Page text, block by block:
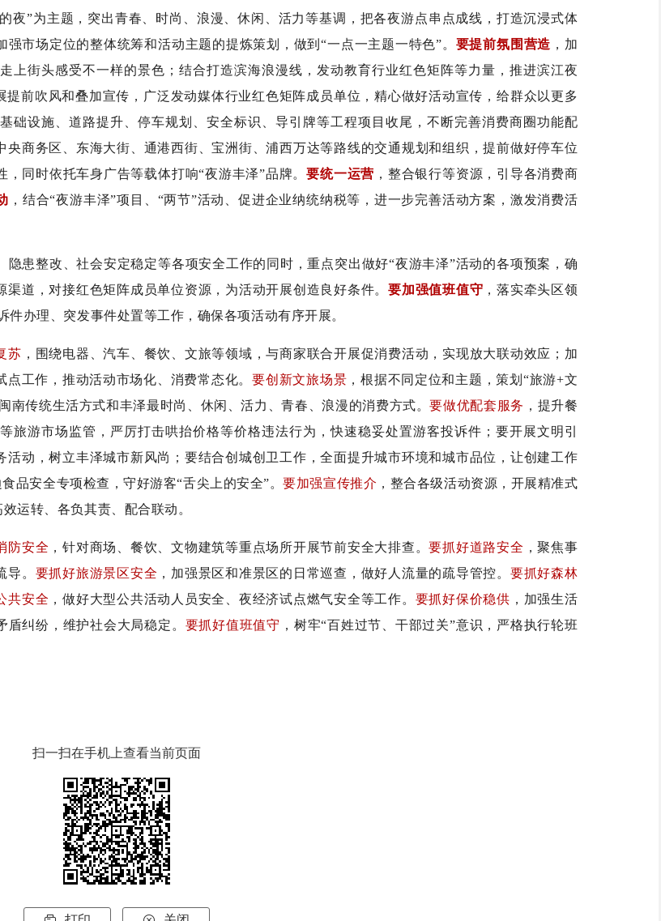
夜”为主题，突出青春、时尚、浪漫、休闲、活力等基调，把各夜游点串点成线，打造沉浸式体
强市场定位的整体统筹和活动主题的提炼策划，做到“一点一主题一特色”。 要提前氛围营造 ，加
上街头感受不一样的景色； 结合打造滨海浪漫线，发动教育行业红色矩阵等力量，推进滨江夜
提前吹风和叠加宣传，广泛发动媒体行业红色矩阵成员单位，精心做好活动宣传，给群众以更多
础设施、道路提升、停车规划、安全标识、导引牌等工程项目收尾，不断完善消费商圈功能配
央商务区、东海大街、通港西街、宝洲街、浦西万达等路线的交通规划和组织，提前做好停车位
同时依托车身广告等载体打响“夜游丰泽”品牌。要统一运营 ，整合银行等资源，引导各消费商
，结合“夜游丰泽”项目、“两节”活动、促进企业纳统纳税等，进一步完善活动方案，激发消费活
隐患整改、社会安定稳定等各项安全工作的同时，重点突出做好“夜游丰泽”活动的各项预案，确
渠道，对接红色矩阵成员单位资源，为活动开展创造良好条件。要加强值班值守 ，落实牵头区领
办理、突发事件处置等工作，确保各项活动有序开展。
苏 ，围绕电器、汽车、餐饮、文旅等领域，与商家联合开展促消费活动，实现放大联动效应；加
工作，推动活动市场化、消费常态化。要创新文旅场景 ，根据不同定位和主题，策划“旅游+文
南传统生活方式和丰泽最时尚、休闲、活力、青春、浪漫的消费方式。要做优配套服务 ，提升餐
旅游市场监管，严厉打击哄抬价格等价格违法行为，快速稳妥处置游客投诉件；要开展文明引
动，树立丰泽城市新风尚；要结合创城创卫工作，全面提升城市环境和城市品位，让创建工作
品安全专项检查，守好游客“舌尖上的安全”。要加强宣传推介 ，整合各级活动资源，开展精准式
运转、各负其责、配合联动。
防安全 ，针对商场、餐饮、文物建筑等重点场所开展节前安全大排查。要抓好道路安全 ，聚焦事
。 要抓好旅游景区安全 ，加强景区和准景区的日常巡查，做好人流量的疏导管控。 要抓好森林
共安全 ，做好大型公共活动人员安全、夜经济试点燃气安全等工作。 要抓好保价稳供 ，加强生活
盾纠纷，维护社会大局稳定。 要抓好值班值守 ，树牢“百姓过节、干部过关”意识，严格执行轮班
扫一扫在手机上查看当前页面